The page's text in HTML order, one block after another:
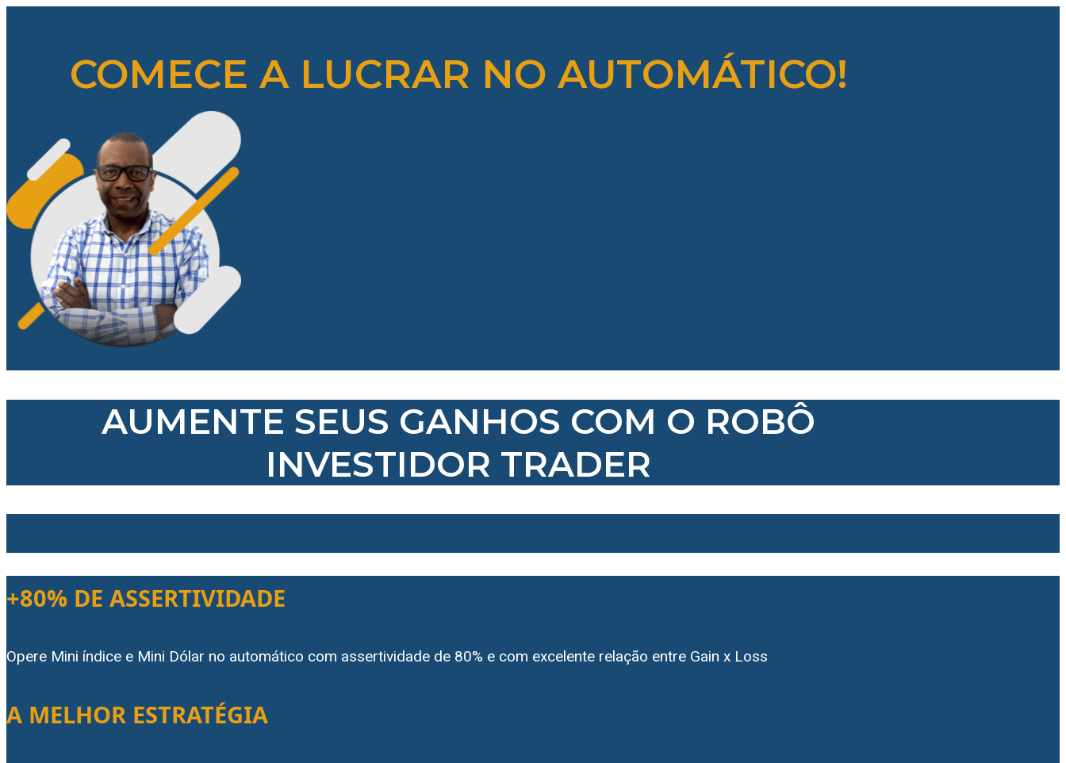
COMECE A LUCRAR NO AUTOMÁTICO!
AUMENTE SEUS GANHOS COM O ROBÔ
INVESTIDOR TRADER
+80% DE ASSERTIVIDADE
Opere Mini índice e Mini Dólar no automático com assertividade de 80% e com excelente relação entre Gain x Loss
A MELHOR ESTRATÉGIA